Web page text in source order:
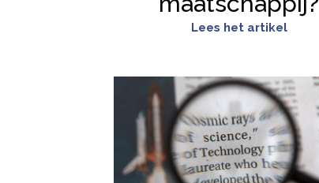
Lees het artikel